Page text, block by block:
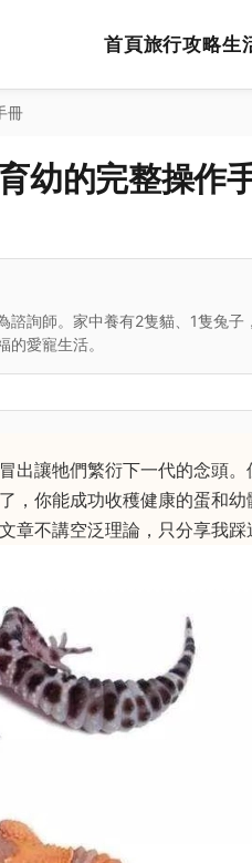
首頁旅行攻略生
冊
幼的完整操作
諮詢師。家中養有2隻貓、1隻兔
愛寵生活。
出讓牠們繁衍下一代的念頭
，你能成功收穫健康的蛋和
章不講空泛理論，只分享我